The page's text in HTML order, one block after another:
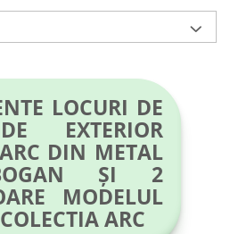
LOCURI DE
EXTERIOR
DIN METAL
ȘI 2
MODELUL
ARC